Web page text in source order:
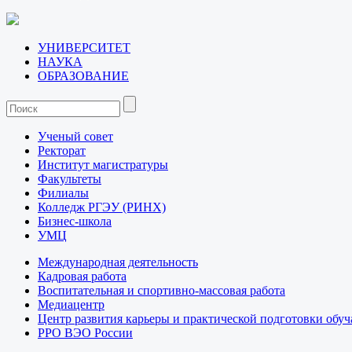
УНИВЕРСИТЕТ
НАУКА
ОБРАЗОВАНИЕ
Ученый совет
Ректорат
Институт магистратуры
Факультеты
Филиалы
Колледж РГЭУ (РИНХ)
Бизнес-школа
УМЦ
Международная деятельность
Кадровая работа
Воспитательная и спортивно-массовая работа
Медиацентр
Центр развития карьеры и практической подготовки
РРО ВЭО России